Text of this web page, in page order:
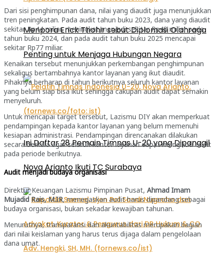
Menpora Erick Thohir sebut Diplomasi Olahraga
Penting untuk Menjaga Hubungan Negara
Ini Daftar 28 Pemain Timnas U-20 yang Dipanggil
Nova Arianto Ikuti TC Surabaya
Dari sisi penghimpunan dana, nilai yang diaudit juga menunjukkan
tren peningkatan. Pada audit tahun buku 2023, dana yang diaudit
sekitar Rp44 miliar, meningkat menjadi sekitar Rp48 miliar pada
tahun buku 2024, dan pada audit tahun buku 2025 mencapai
sekitar Rp77 miliar.
Kenaikan tersebut menunjukkan perkembangan penghimpunan
sekaligus bertambahnya kantor layanan yang ikut diaudit.
Pihaknya berharap di tahun berikutnya seluruh kantor layanan
yang belum siap bisa ikut sehingga cakupan audit dapat semakin
menyeluruh.
Untuk mencapai target tersebut, Lazismu DIY akan memperkuat
pendampingan kepada kantor layanan yang belum memenuhi
kesiapan administrasi. Pendampingan direncanakan dilakukan
secara berkala agar seluruh kantor layanan dapat mengikuti audit
pada periode berikutnya.
Audit menjadi budaya organisasi
Direktur Keuangan Lazismu Pimpinan Pusat, Ahmad Imam
Mujadid Rais, M.IR, menegaskan audit harus dipandang sebagai
budaya organisasi, bukan sekadar kewajiban tahunan.
Menurutnya, transparansi dan akuntabilitas merupakan bagian
dari nilai keislaman yang harus terus dijaga dalam pengelolaan
dana umat.